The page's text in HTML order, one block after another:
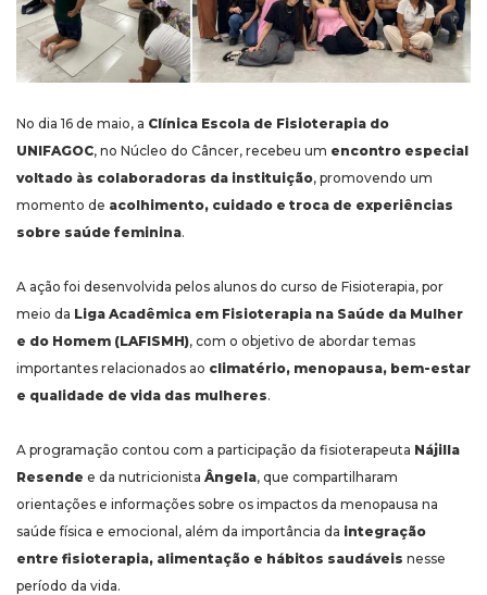
No dia 16 de maio, a Clínica Escola de Fisioterapia do
UNIFAGOC, no Núcleo do Câncer, recebeu um encontro especial
voltado às colaboradoras da instituição, promovendo um
momento de acolhimento, cuidado e troca de experiências
sobre saúde feminina.
A ação foi desenvolvida pelos alunos do curso de Fisioterapia, por
meio da Liga Acadêmica em Fisioterapia na Saúde da Mulher
e do Homem (LAFISMH), com o objetivo de abordar temas
importantes relacionados ao climatério, menopausa, bem-estar
e qualidade de vida das mulheres.
A programação contou com a participação da fisioterapeuta Nájilla
Resende e da nutricionista Ângela, que compartilharam
orientações e informações sobre os impactos da menopausa na
saúde física e emocional, além da importância da integração
entre fisioterapia, alimentação e hábitos saudáveis nesse
período da vida.